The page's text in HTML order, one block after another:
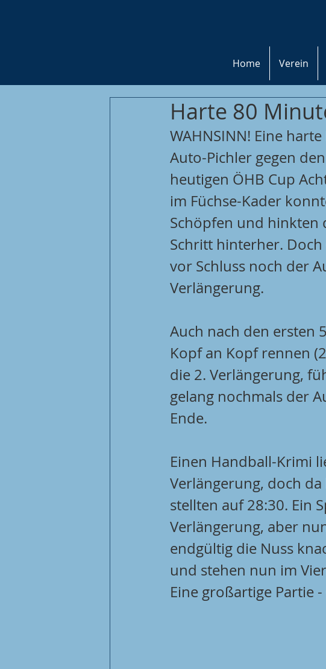
Home Verein
Harte 80
WAHNSINN! Eine
Auto-Pichler gegen
heutigen ÖHB Cup
im Füchse-Kader
Schöpfen und hinkten
Schritt hinterher.
vor Schluss noch der
Verlängerung.
Auch nach den ersten
Kopf an Kopf rennen
die 2. Verlängerung,
gelang nochmals der
Ende.
Einen Handball-Krimi
Verlängerung, doch
stellten auf 28:30. Ein
Verlängerung, aber
endgültig die Nuss
und stehen nun im
Eine großartige Partie